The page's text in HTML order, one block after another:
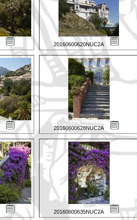
20160600620NUC2A
20160600628NUC2A
20160600635NUC2A